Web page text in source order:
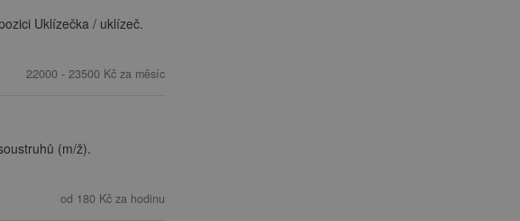
Uklízečka / uklízeč.
22000 - 23500 Kč za měsíc
(m/ž).
od 180 Kč za hodinu